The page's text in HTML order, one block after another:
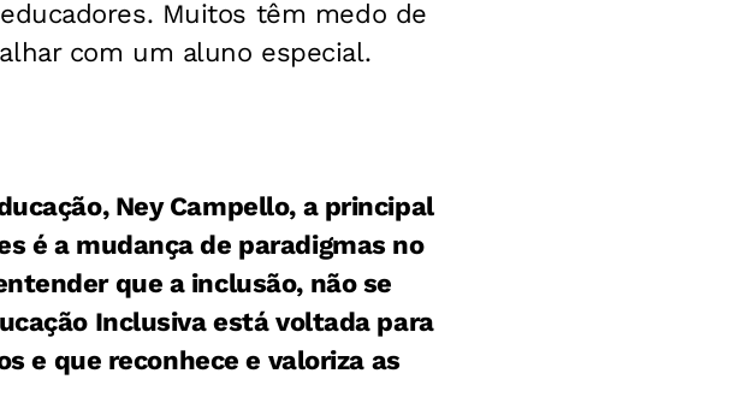
Muitos têm medo de
com um aluno especial.
Ney Campello, a principal
é a mudança de paradigmas no
que a inclusão, não se
Inclusiva está voltada para
e que reconhece e valoriza as